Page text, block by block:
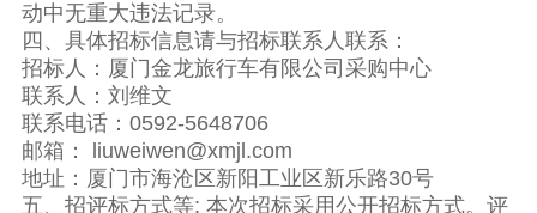
动中无重大违法记录。
四、具体招标信息请与招标联系人联系：
招标人：厦门金龙旅行车有限公司采购中心
联系人：刘维文
联系电话：0592-5648706
邮箱： liuweiwen@xmjl.com
地址：厦门市海沧区新阳工业区新乐路30号
五、招评标方式等: 本次招标采用公开招标方式。评